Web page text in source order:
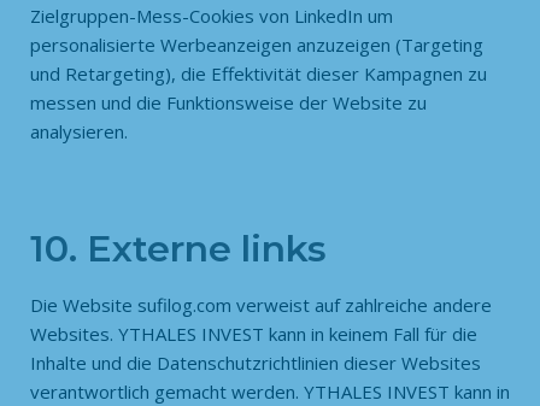
Zielgruppen-Mess-Cookies von LinkedIn um
personalisierte Werbeanzeigen anzuzeigen (Targeting
und Retargeting), die Effektivität dieser Kampagnen zu
messen und die Funktionsweise der Website zu
analysieren.
10. Externe links
Die Website sufilog.com verweist auf zahlreiche andere
Websites. YTHALES INVEST kann in keinem Fall für die
Inhalte und die Datenschutzrichtlinien dieser Websites
verantwortlich gemacht werden. YTHALES INVEST kann in